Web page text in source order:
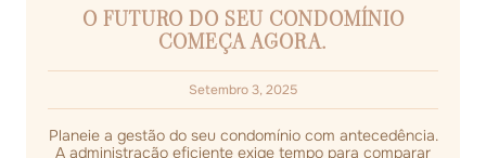
O FUTURO DO SEU CONDOMÍNIO
COMEÇA AGORA.
Setembro 3, 2025
Planeie a gestão do seu condomínio com antecedência.
A administração eficiente exige tempo para comparar